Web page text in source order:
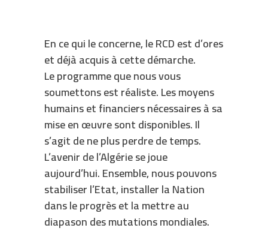
En ce qui le concerne, le RCD est d’ores
et déjà acquis à cette démarche.
Le programme que nous vous
soumettons est réaliste. Les moyens
humains et financiers nécessaires à sa
mise en œuvre sont disponibles. Il
s’agit de ne plus perdre de temps.
L’avenir de l’Algérie se joue
aujourd’hui. Ensemble, nous pouvons
stabiliser l’Etat, installer la Nation
dans le progrès et la mettre au
diapason des mutations mondiales.